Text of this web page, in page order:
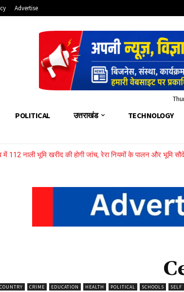
Advertise
POLITICAL उत्तराखंड TECHNOLOGY
में 112 नाली भूमि खरीद की होगी जांच, रेरा नियमों के पालन और भूमि
COUNTRY CRIME EDUCATION HEALTH POLITICAL SCHOOLS SELF